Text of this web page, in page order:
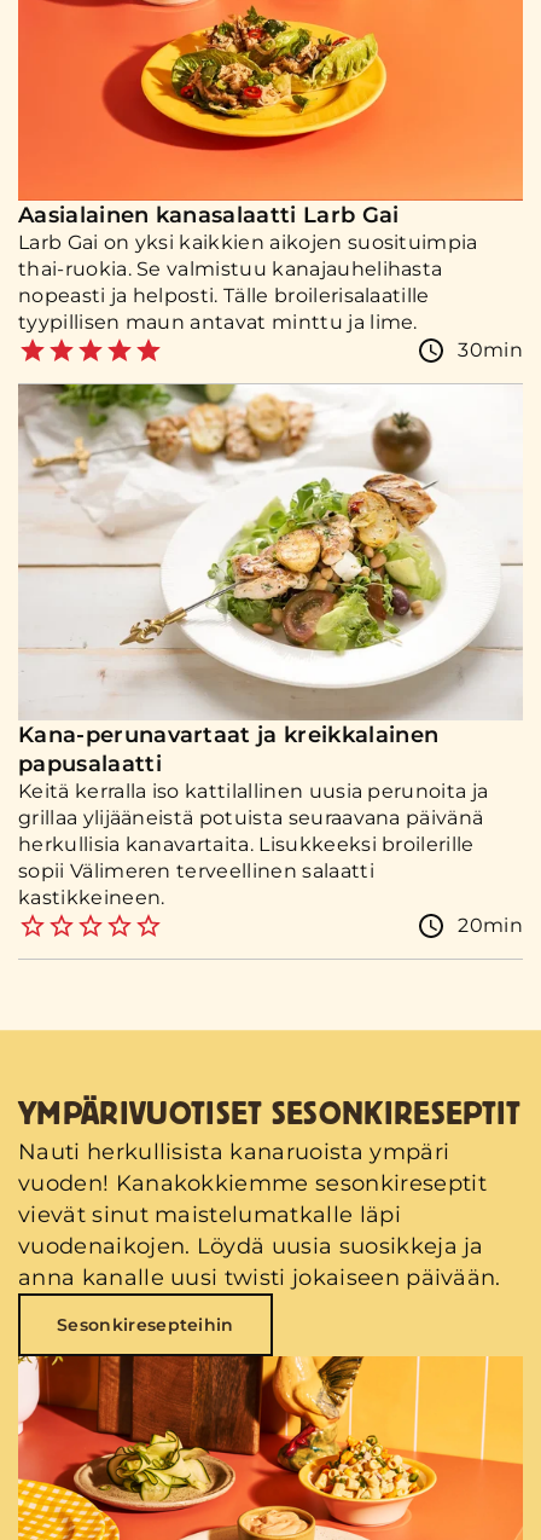
Aasialainen kanasalaatti Larb Gai
Larb Gai on yksi kaikkien aikojen suosituimpia
thai-ruokia. Se valmistuu kanajauhelihasta
nopeasti ja helposti. Tälle broilerisalaatille
tyypillisen maun antavat minttu ja lime.
30min
Kana-perunavartaat ja kreikkalainen
papusalaatti
Keitä kerralla iso kattilallinen uusia perunoita ja
grillaa ylijääneistä potuista seuraavana päivänä
herkullisia kanavartaita. Lisukkeeksi broilerille
sopii Välimeren terveellinen salaatti
kastikkeineen.
20min
YMPÄRIVUOTISET SESONKIRESEPTIT
Nauti herkullisista kanaruoista ympäri
vuoden! Kanakokkiemme sesonkireseptit
vievät sinut maistelumatkalle läpi
vuodenaikojen. Löydä uusia suosikkeja ja
anna kanalle uusi twisti jokaiseen päivään.
Sesonkiresepteihin